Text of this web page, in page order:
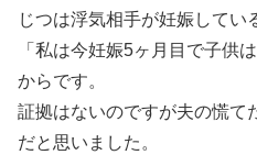
じつは浮気相手が妊娠して
「私は今妊娠5ヶ月目で子供
からです。
証拠はないのですが夫の慌て
だと思いました。